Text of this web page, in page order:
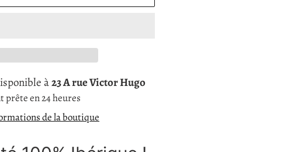
à23 A rue Victor Hugo
en 24 heures
de la boutique